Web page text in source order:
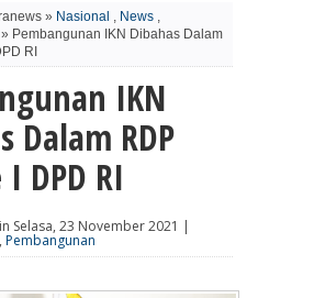
» Nasional , News ,
» Pembangunan IKN Dibahas Dalam
RI
IKN
Dalam RDP
DPD RI
Selasa, 23 November 2021 |
, Pembangunan